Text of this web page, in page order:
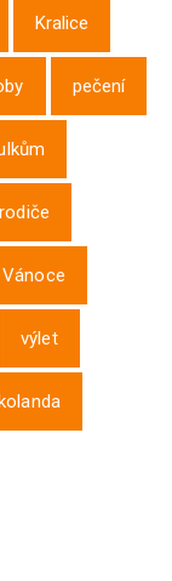
Kralice
pečení
rodiče
Vánoce
výlet